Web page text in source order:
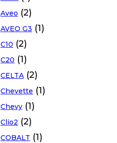
Aveo (2)
AVEO G3 (1)
C10 (2)
C20 (1)
CELTA (2)
Chevette (1)
Chevy (1)
Clio2 (2)
COBALT (1)